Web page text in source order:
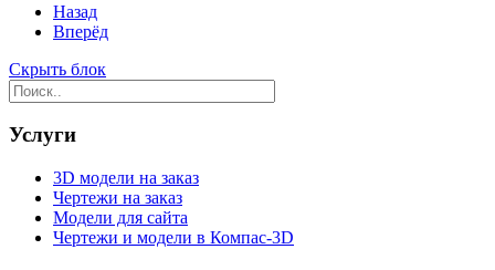
Назад
Вперёд
Скрыть блок
Услуги
3D модели на заказ
Чертежи на заказ
Модели для сайта
Чертежи и модели в Компас-3D